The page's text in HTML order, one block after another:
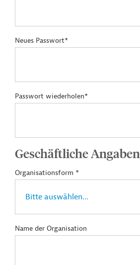
Neues Passwort*
Passwort wiederholen*
Geschäftliche Angaben
Organisationsform *
Name der Organisation